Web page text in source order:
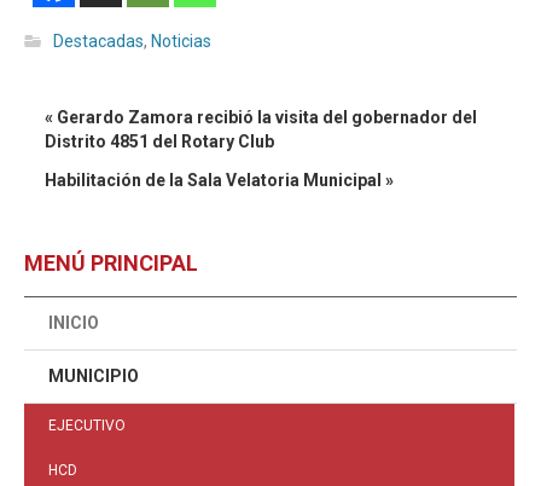
Destacadas, Noticias
« Gerardo Zamora recibió la visita del gobernador del
Distrito 4851 del Rotary Club
Habilitación de la Sala Velatoria Municipal »
MENÚ PRINCIPAL
INICIO
MUNICIPIO
EJECUTIVO
HCD